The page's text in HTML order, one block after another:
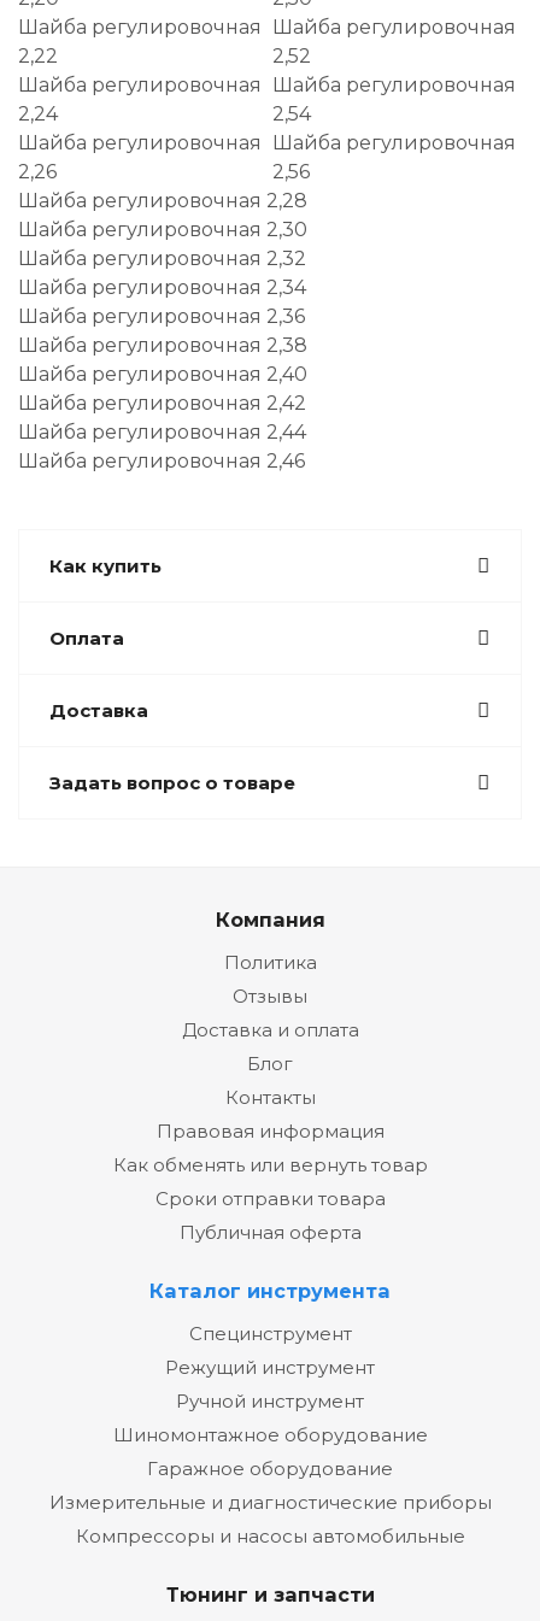
Шайба регулировочная
2,22
Шайба регулировочная
2,52
Шайба регулировочная
2,24
Шайба регулировочная
2,54
Шайба регулировочная
2,26
Шайба регулировочная
2,56
Шайба регулировочная 2,28
Шайба регулировочная 2,30
Шайба регулировочная 2,32
Шайба регулировочная 2,34
Шайба регулировочная 2,36
Шайба регулировочная 2,38
Шайба регулировочная 2,40
Шайба регулировочная 2,42
Шайба регулировочная 2,44
Шайба регулировочная 2,46
Как купить
Оплата
Доставка
Задать вопрос о товаре
Компания
Политика
Отзывы
Доставка и оплата
Блог
Контакты
Правовая информация
Как обменять или вернуть товар
Сроки отправки товара
Публичная оферта
Каталог инструмента
Специнструмент
Режущий инструмент
Ручной инструмент
Шиномонтажное оборудование
Гаражное оборудование
Измерительные и диагностические приборы
Компрессоры и насосы автомобильные
Тюнинг и запчасти